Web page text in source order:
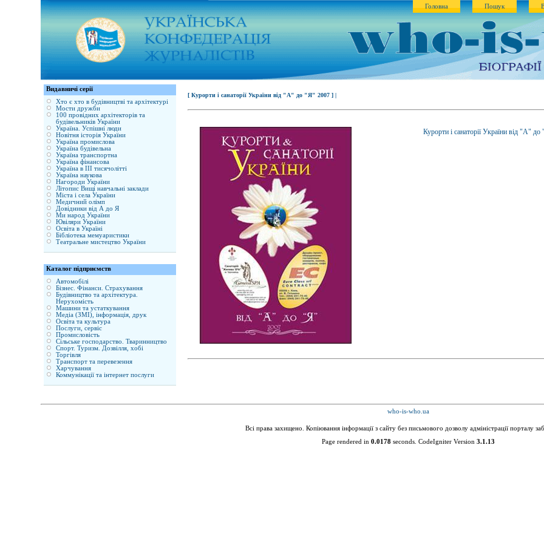
Пошук
Головна
[ Курорти і санаторії України від "А" до "Я" 2007 ] |
Курорти і санаторії України від "А"
Видавничі серії
Хто є хто в будівництві та архітектурі
Мости дружби
100 провідних архітекторів та
будівельників України
Україна. Успішні люди
Новітня історія України
Україна промислова
Україна будівельна
Україна транспортна
Україна фінансова
Україна в ІІІ тисячолітті
Україна наукова
Нагороди України
Літопис Вищі навчальні заклади
Міста і села України
Медичний олімп
Довідники від А до Я
Ми народ України
Ювіляри України
Освіта в Україні
Бібліотека мемуаристики
Театральне мистецтво України
Каталог підприємств
Автомобілі
Бізнес. Фінанси. Страхування
Будівництво та архітектура.
Нерухомість
Машини та устаткування
Медіа (ЗМІ), інформація, друк
Освіта та культура
Послуги, сервіс
Промисловість
Сільське господарство. Тваринництво
Спорт. Туризм. Дозвілля, хобі
Торгівля
Транспорт та перевезення
Харчування
Коммунікації та інтернет послуги
who-is-who.ua
Всі права захищено. Копіювання інформації з сайту без письмового дозволу адміністрації порталу
Page rendered in 0.0178seconds. CodeIgniter Version 3.1.13